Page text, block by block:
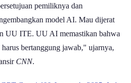
pemiliknya dan
model AI. Mau dijerat
UU ITE. UU AI memastikan bahwa
bertanggung jawab," ujarnya,
CNN.